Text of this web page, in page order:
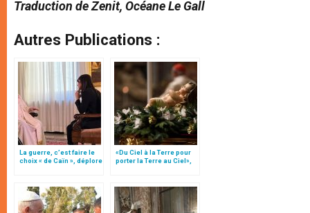
Traduction de Zenit, Océane Le Gall
Autres Publications :
La guerre, c’est faire le
choix « de Caïn », déplore
«Du Ciel à la Terre pour
porter la Terre au Ciel»,